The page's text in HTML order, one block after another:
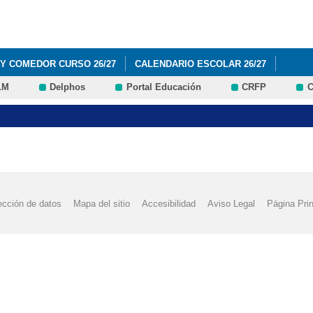
COMEDOR CURSO 26/27 CALENDARIO ESCOLAR 26/27
Y MATERIALES 1º Y 2º EDUCACIÓN PRIMARIA (CURSO 2026 /
Y RECLAMACIONES AYUDAS DE LIBROS Y COMEDOR
Delphos Portal Educación CRFP
de datos Mapa del sitio Accesibilidad Aviso Legal Página